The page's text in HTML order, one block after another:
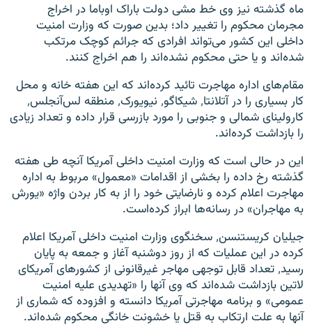
ماه گذشته نیز وی خط مشی دولت باراک اوباما در اخراج
مجرمان محکوم را تغییر داد؛ بدین صورت که وزارت امنیت
داخلی این کشور می‌تواند افرادی که جرائم کوچک مرتکب
شده‌اند و یا حتی محکوم نشده‌اند را هم اخراج کنند.
مقام‌های اداره مهاجرت تائید کرده‌اند که این هفته خانه و محل
کار بسیاری را در آتلانتا٬ شیکاگو٬ نیویورک٬ منطقه لس‌آنجلس٬
کارولینای شمالی و جنوبی را مورد بازرسی قرار داده و تعداد زیادی
را بازداشت کرده‌اند.
این در حالی است که وزارت امنیت داخلی آمریکا آنچه طی هفته
گذشته رخ داده را بخشی از اقدامات «معمول» مربوط به اداره
مهاجرت اعلام کرده و نارضایتی خود را از به کار بردن واژه «یورش
به مهاجران» در رسانه‌ها ابراز کرده‌است.
جیلیان کریستنسن٬ سخنگوی وزارت امنیت داخلی آمریکا اعلام
کرده در این عملیات که از روز دوشنبه آغاز و جمعه به پایان
رسید٬ تعداد قابل توجهی مهاجر غیرقانونی از کشورهای آمریکای
لاتین بازداشت شده‌اند که وی آنها را «تهدیدی علیه امنیت
عمومی» و برنامه مهاجرتی آمریکا دانسته و افزوده که شماری از
آنها به علت ارتکاب به قتل یا خشونت خانگی محکوم شده‌اند.